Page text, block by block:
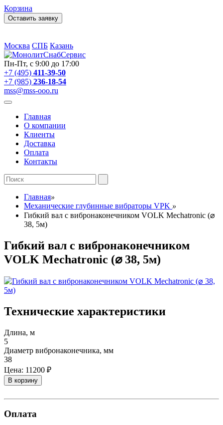
Корзина
Оставить заявку
Москва СПБ Казань
Пн-Пт, с 9:00 до 17:00
+7 (495) 411-39-50
+7 (985) 236-18-54
mss@mss-ooo.ru
Главная
О компании
Клиенты
Доставка
Оплата
Контакты
Главная»
Механические глубинные вибраторы VPK »
Гибкий вал с вибронаконечником VOLK Mechatronic (⌀
38, 5м)
Гибкий вал с вибронаконечником
VOLK Mechatronic (⌀ 38, 5м)
Технические характеристики
Длина, м
5
Диаметр вибронаконечника, мм
38
Цена: 11200 ₽
В корзину
Оплата